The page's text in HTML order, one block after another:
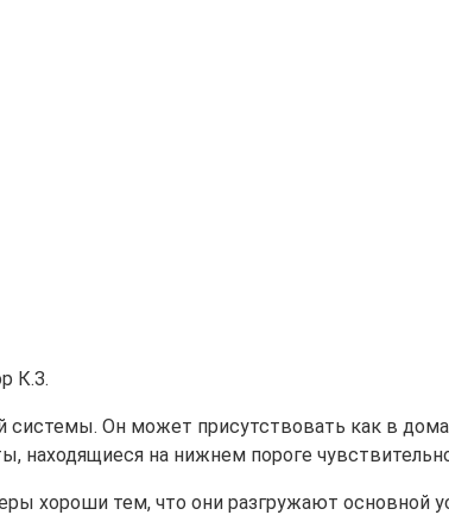
К.З.
системы. Он может присутствовать как в
на нижнем пороге
тем, что они разгружают основной